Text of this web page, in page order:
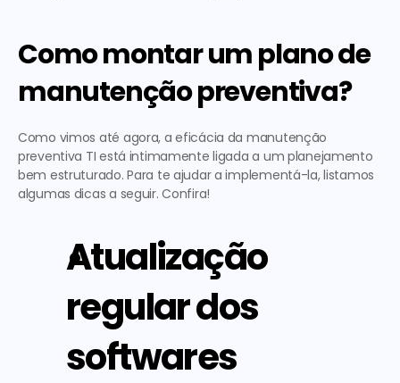
Como montar um plano de
manutenção preventiva?
Como vimos até agora, a eficácia da manutenção
preventiva TI está intimamente ligada a um planejamento
bem estruturado. Para te ajudar a implementá-la, listamos
algumas dicas a seguir. Confira!
Atualização
regular dos
softwares